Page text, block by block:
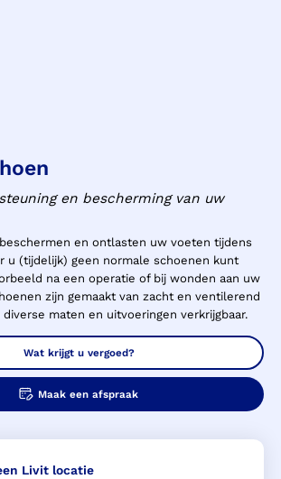
en bescherming van uw
eschermen en ontlasten uw voeten tijdens
u (tijdelijk) geen normale schoenen kunt
na een operatie of bij wonden aan uw
zijn gemaakt van zacht en ventilerend
maten en uitvoeringen verkrijgbaar.
Wat krijgt u vergoed?
Maak een afspraak
Livit locatie